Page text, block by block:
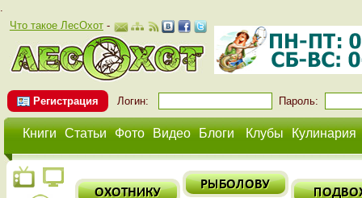
.
Что такое ЛесОхот-
Регистрация Логин: Пароль:
Книги Статьи Фото Видео Блоги Клубы Кулинария